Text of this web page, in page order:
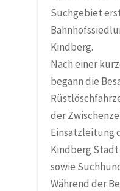
Suchgebiet
Kindberg.
Nach einer
begann die
der
Einsatzleitung
Kindberg
sowie
Während der